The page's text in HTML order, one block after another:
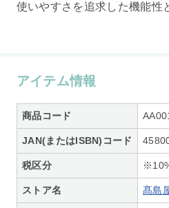
使いやすさを追求した機能性
アイテム情報
商品コード
JAN(またはISBN)コード
税区分
ストア名 髙島